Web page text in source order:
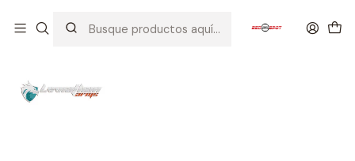
LEVIATHAN ARMS MAGAZINE P17/P18